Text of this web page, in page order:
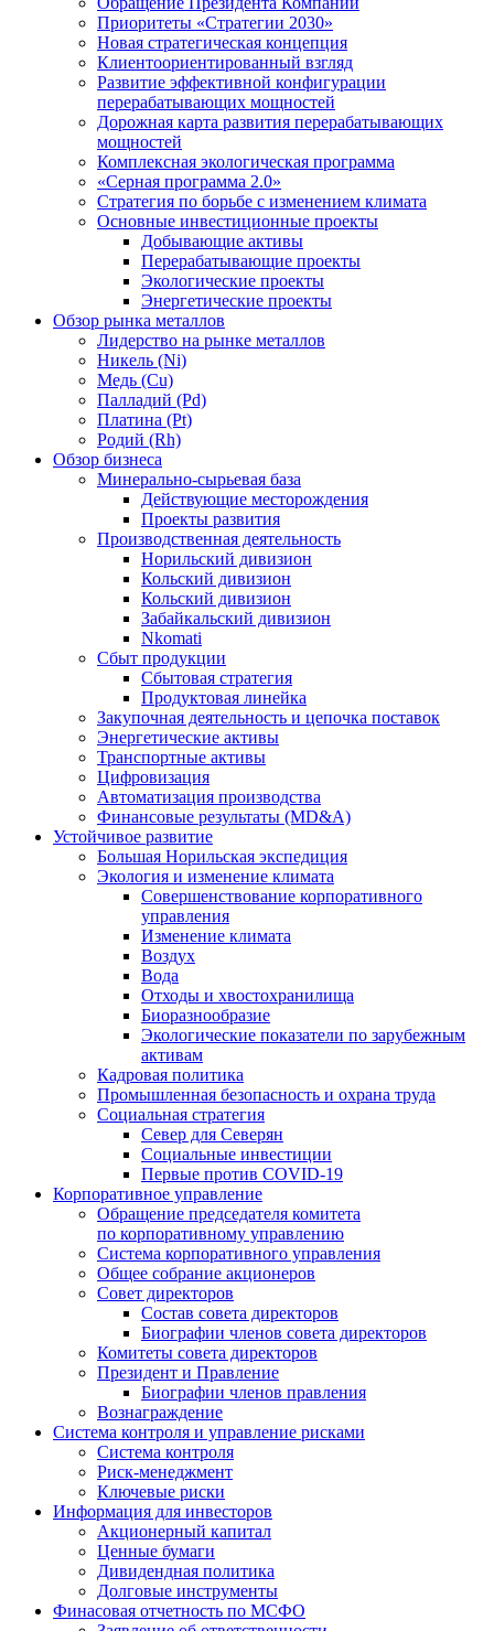
Приоритеты «Стратегии 2030»
Новая стратегическая концепция
Клиентоориентированный взгляд
Развитие эффективной конфигурации
перерабатывающих мощностей
Дорожная карта развития перерабатывающих
мощностей
Комплексная экологическая программа
«Серная программа 2.0»
Стратегия по борьбе с изменением климата
Основные инвестиционные проекты
Добывающие активы
Перерабатывающие проекты
Экологические проекты
Энергетические проекты
Обзор рынка металлов
Лидерство на рынке металлов
Никель (Ni)
Медь (Cu)
Палладий (Pd)
Платина (Pt)
Родий (Rh)
Обзор бизнеса
Минерально-сырьевая база
Действующие месторождения
Проекты развития
Производственная деятельность
Норильский дивизион
Кольский дивизион
Кольский дивизион
Забайкальский дивизион
Nkomati
Сбыт продукции
Сбытовая стратегия
Продуктовая линейка
Закупочная деятельность и цепочка поставок
Энергетические активы
Транспортные активы
Цифровизация
Автоматизация производства
Финансовые результаты (MD&A)
Устойчивое развитие
Большая Норильская экспедиция
Экология и изменение климата
Совершенствование корпоративного
управления
Изменение климата
Воздух
Вода
Отходы и хвостохранилища
Биоразнообразие
Экологические показатели по зарубежным
активам
Кадровая политика
Промышленная безопасность и охрана труда
Социальная стратегия
Север для Северян
Социальные инвестиции
Первые против COVID‑19
Корпоративное управление
Обращение председателя комитета
по корпоративному управлению
Система корпоративного управления
Общее собрание акционеров
Совет директоров
Состав совета директоров
Биографии членов совета директоров
Комитеты совета директоров
Президент и Правление
Биографии членов правления
Вознаграждение
Система контроля и управление рисками
Система контроля
Риск-менеджмент
Ключевые риски
Информация для инвесторов
Акционерный капитал
Ценные бумаги
Дивидендная политика
Долговые инструменты
Финасовая отчетность по МСФО